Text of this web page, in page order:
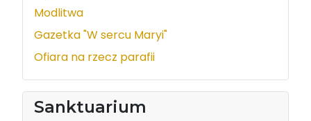
Modlitwa
Gazetka "W sercu Maryi"
Ofiara na rzecz parafii
Sanktuarium